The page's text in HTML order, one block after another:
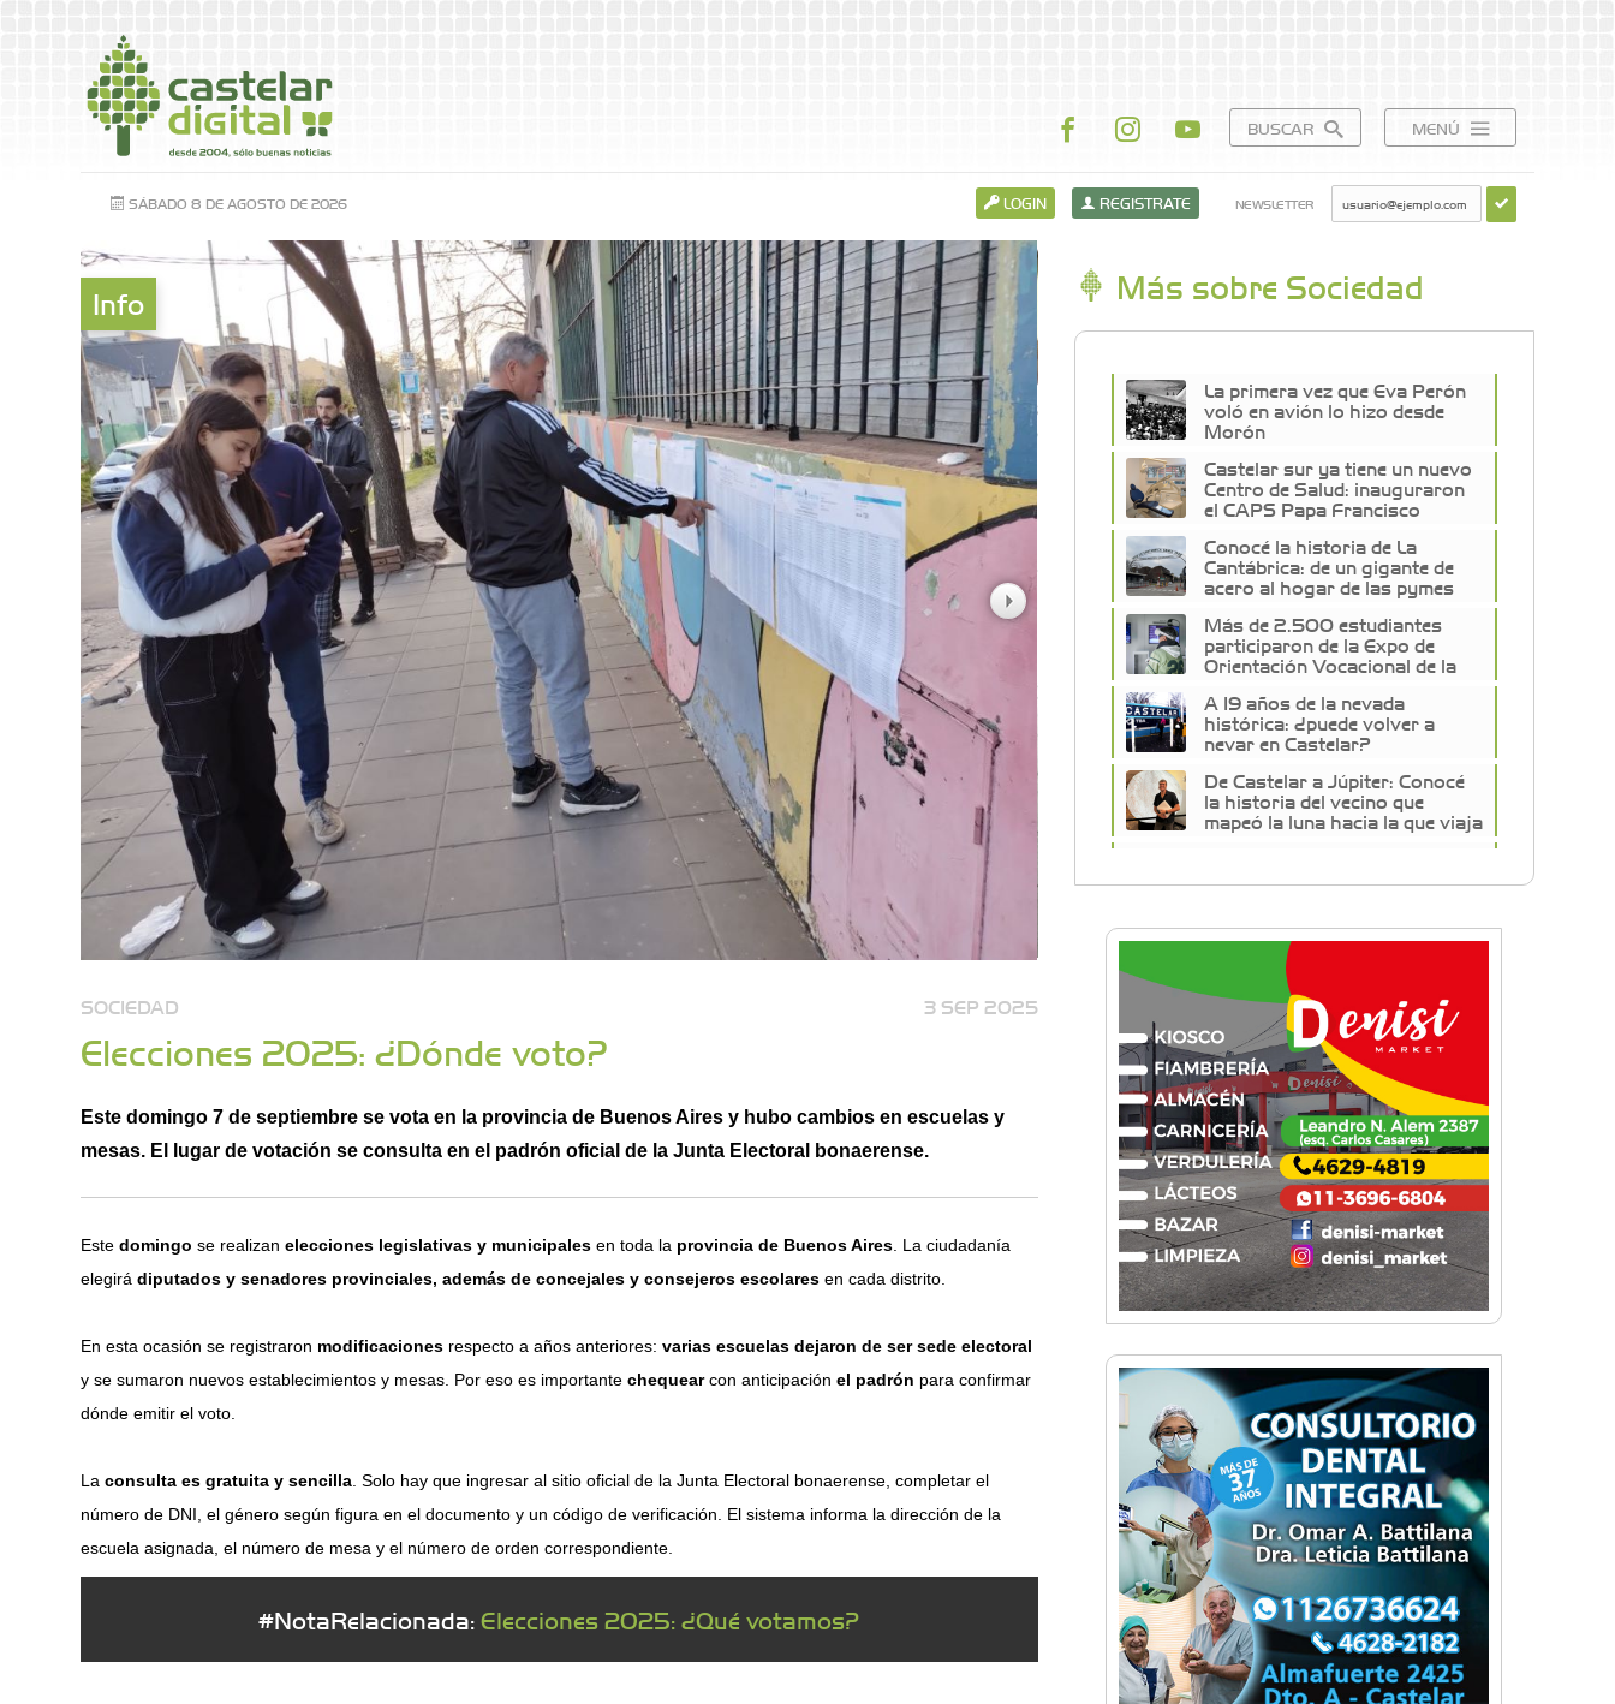
BUSCAR MENÚ
SÁBADO 8 DE AGOSTO DE 2026 LOGIN REGISTRATE NEWSLETTER
Info
SOCIEDAD 3 SEP 2025
Elecciones 2025: ¿Dónde voto?
Este domingo 7 de septiembre se vota en la provincia de Buenos Aires y hubo cambios en escuelas y
mesas. El lugar de votación se consulta en el padrón oficial de la Junta Electoral bonaerense.
Estedomingo se realizanelecciones legislativas y municipales en toda la provincia de Buenos Aires. La ciudadanía
elegirádiputados y senadores provinciales, además de concejales y consejeros escolares en cada distrito.
En esta ocasión se registraron modificaciones respecto a años anteriores: varias escuelas dejaron de ser sede electoral
y se sumaron nuevos establecimientos y mesas. Por eso es importantechequearcon anticipaciónel padrón para confirmar
dónde emitir el voto.
Laconsulta es gratuita y sencilla. Solo hay que ingresar al sitio oficial de la Junta Electoral bonaerense, completar el
número de DNI, el género según figura en el documento y un código de verificación. El sistema informa la dirección de la
escuela asignada, el número de mesa y el número de orden correspondiente.
#NotaRelacionada:Elecciones 2025: ¿Qué votamos?
Más sobre Sociedad
La primera vez que Eva Perón
voló en avión lo hizo desde
Morón
Castelar sur ya tiene un nuevo
Centro de Salud: inauguraron
el CAPS Papa Francisco
Conocé la historia de La
Cantábrica: de un gigante de
acero al hogar de las pymes
Más de 2.500 estudiantes
participaron de la Expo de
Orientación Vocacional de la
A 19 años de la nevada
histórica: ¿puede volver a
nevar en Castelar?
De Castelar a Júpiter: Conocé
la historia del vecino que
mapeó la luna hacia la que viaja
décadas de odontología en
Emiliano Brancciari inauguró
"El Banquito de Norita", el
nuevo ciclo cultural de la Casa
Museo Nora Cortiñas
No funcionará el Ferrocarril
Sarmiento por cuatro días
¡Sí, prometo! Miles de
estudiantes de Morón
prometieron lealtad a la
bandera
Empresas, emprendedores y
cultura se reunieron en Expo
Morón Se Muestra
Empezá a estudiar en agosto:
la Universidad de Morón abrió
las inscripciones para el
segundo cuatrimestre